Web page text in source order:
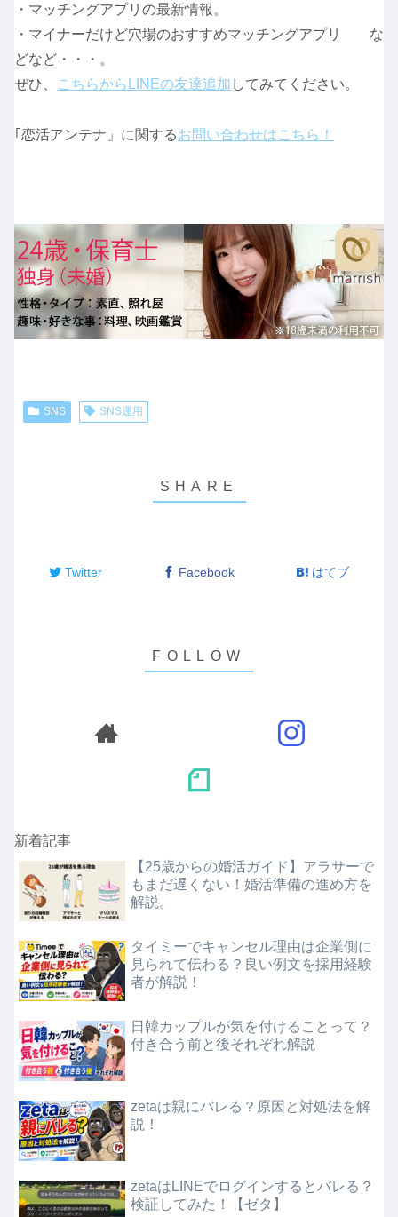
・マッチングアプリの最新情報。
・マイナーだけど穴場のおすすめマッチングアプリ な
どなど・・・。
ぜひ、
こちらからLINEの友達追加 してみてください。
｢恋活アンテナ」に関するお問い合わせはこちら！
SNS SNS運用
Twitter Facebook はてブ
新着記事
【25歳からの婚活ガイド】アラサーで
もまだ遅くない！婚活準備の進め方を
解説。
タイミーでキャンセル理由は企業側に
見られて伝わる？良い例文を採用経験
者が解説！
日韓カップルが気を付けることって？
付き合う前と後それぞれ解説
zetaは親にバレる？原因と対処法を解
説！
zetaはLINEでログインするとバレる？
検証してみた！【ゼタ】